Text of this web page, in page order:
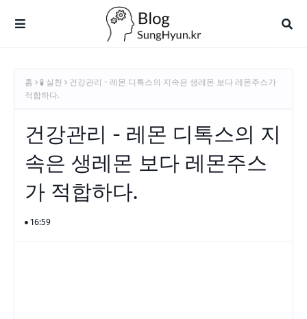
홈 🧪 실천
건강관리 - 레몬 디톡스의 지속은 생레몬 보다 레몬주스가
적합하다.
건강관리 - 레몬 디톡스의 지
속은 생레몬 보다 레몬주스
가 적합하다.
16:59